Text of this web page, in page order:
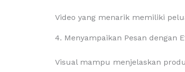
Video yang menarik memiliki
4. Menyampaikan Pesan dengan
Visual mampu menjelaskan